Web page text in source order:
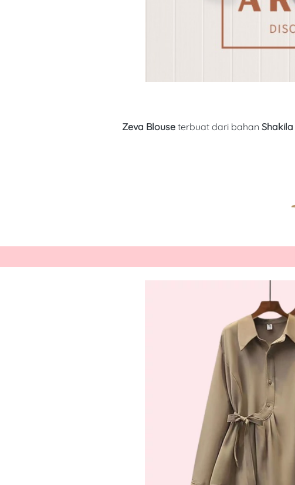
Zeva Blouse terbuat dari bahan Shakila